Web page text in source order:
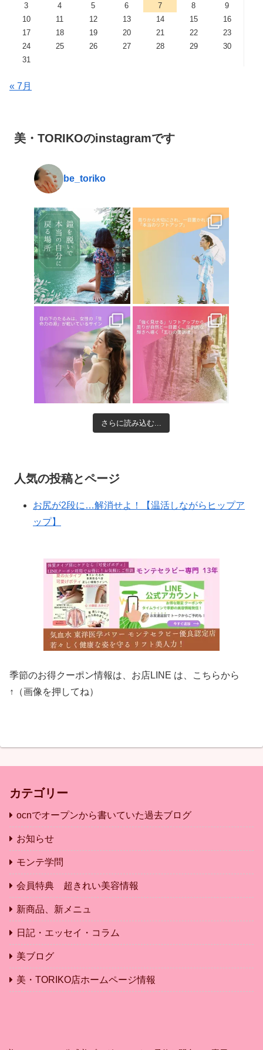
3
4 5 6 7 8
9
10
11 12 13 14 15
16
17
18 19 20 21 22
23
24
25 26 27 28 29
30
31
« 7月
美・TORIKOのinstagramです
be_toriko
さらに読み込む...
人気の投稿とページ
お尻が2段に…解消せよ！【温活しながらヒップア
ップ】
季節のお得クーポン情報は、お店LINE は、こちらから
↑（画像を押してね）
カテゴリー
ocnでオープンから書いていた過去ブログ
お知らせ
モンテ学問
会員特典 超きれい美容情報
新商品、新メニュ
日記・エッセイ・コラム
美ブログ
美・TORIKO店ホームページ情報